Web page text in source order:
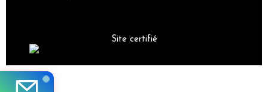
Site certifié